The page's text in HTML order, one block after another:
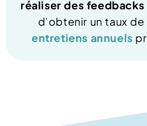
réaliser des feedbacks
d’obtenir un taux
entretiens annuels